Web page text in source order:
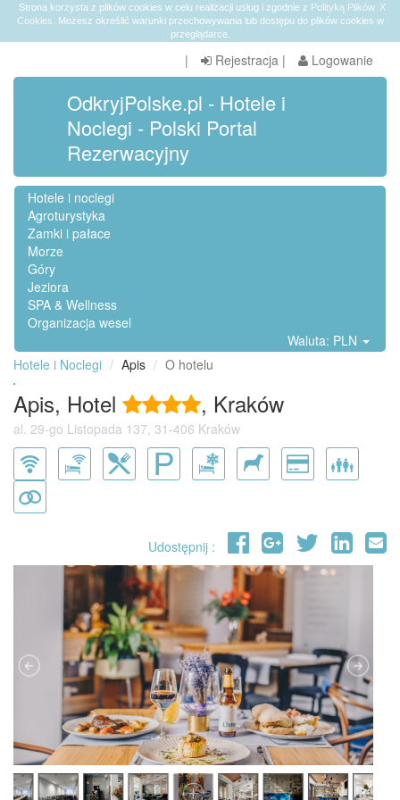
X
Strona korzysta z plików cookies w celu realizacji usług i zgodnie z Polityką Plików
Cookies . Możesz określić warunki przechowywania lub dostępu do plików cookies w
przeglądarce.
| Rejestracja | Logowanie
OdkryjPolske.pl - Hotele i
Noclegi - Polski Portal
Rezerwacyjny
Hotele i noclegi
Agroturystyka
Zamki i pałace
Morze
Góry
Jeziora
SPA & Wellness
Organizacja wesel
Waluta: PLN
Hotele i Noclegi
Apis O hotelu
Apis, Hotel , Kraków
al. 29-go Listopada 137, 31-406 Kraków
Udostępnij :